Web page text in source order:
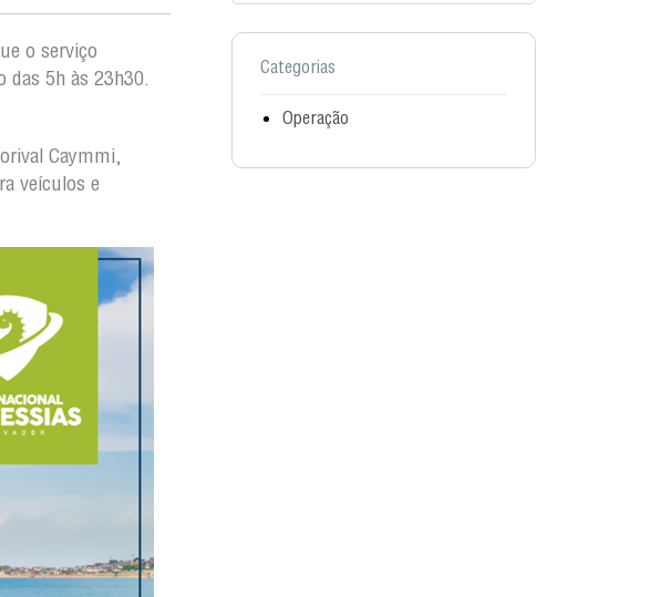
o serviço
das 5h às 23h30.
Caymmi,
veículos e
Categorias
Operação